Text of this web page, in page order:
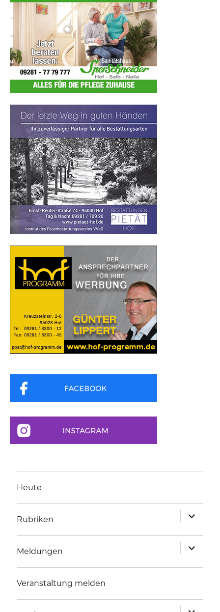
Heute
Rubriken
anzeigen
Meldungen
anzeigen
Veranstaltung melden